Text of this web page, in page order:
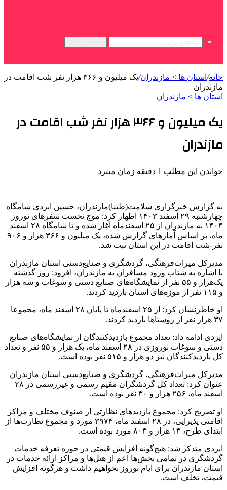
خانه/ استان ها > مازندران/
یک میلیون و ۳۶۶ هزار نفر شب اقامت در
مازندران
استان ها > مازندران
یک میلیون و ۳۶۶ هزار نفر شب اقامت در
مازندران
خواندن این مطلب 1 دقیقه زمان میبرد
به گزارش خبرگزاری سلامت(طبنا)مازندران، حسین ایزدی شامگاه
چهارشنبه ۲۹ اسفند ۱۴۰۳ اظهار کرد: موج نخست سفرهای نوروز
۱۴۰۴ به مازندران از ۲۵ اسفندماه آغاز شده و تا شامگاه ۲۸ اسفند
ماه، بر اساس آمارهای گزارش شده، یک میلیون و ۳۶۶ هزار و ۹۰۶
نفر-شب اقامت در این استان ثبت شد.
مدیرکل میراث‌فرهنگی، گردشگری و صنایع‌دستی استان مازندران
با اشاره به شتاب ورود مسافران به مازندران، افزود: روز گذشته
یک‌هزار و ۵۵ نفر از نمایشگاه‌های صنایع دستی و سوغات و سه هزار
و ۱۱۵ نفر از موزه‌های استان بازدید کردند.
او خاطرنشان کرد: از ۲۵ اسفندماه تا پایان ۲۸ اسفند ماه، مجموعا
۳۷ هزار نفر از روستاها بازدید کردند.
ایزدی ادامه داد: تعداد مجموع بازدیدکنندگان از نمایشگاه‌های صنایع
دستی و سوغات نوروزی در ۲۸ اسفند ماه، یک هزار و ۵۵ نفر و تعداد
کل بازدیدکنندگان نیز دو هزار و ۵۱۵ نفر بوده است.
مدیرکل میراث‌فرهنگی، گردشگری و صنایع‌دستی استان مازندران
عنوان کرد: تعداد کل گردشگران مقیم رسمی و غیررسمی در ۲۸
اسفند ماه، ۲۵۶ هزار و ۳۰ نفر بوده است.
او تصریح کرد: مجموع بازدیدهای نظارتی از صنوف مختلف و مراکز
اقامتی پذیرایی، در ۲۸ اسفند ماه، ۳۹۷۴ مورد و مجموع نظارت‌ها از
ابتدای طرح، ۱۳ هزار و ۸۰۳ مورد بوده است.
ایزدی متذکر شد: هیچ‌گونه افزایش قیمتی در حوزه تعرفه خدمات
گردشگری در تمامی بخش‌ها اعم از هتل‌ها و مراکز ارائه خدمات در
استان مازندران برای ایام نوروز نخواهیم داشت و هرگونه افزایش
قیمت، تخلف است.